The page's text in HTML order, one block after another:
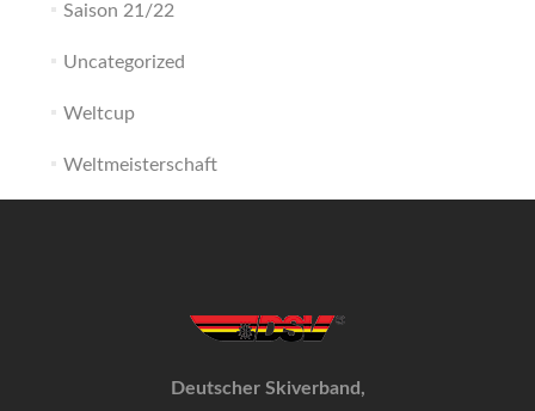
Saison 21/22
Uncategorized
Weltcup
Weltmeisterschaft
Deutscher Skiverband,